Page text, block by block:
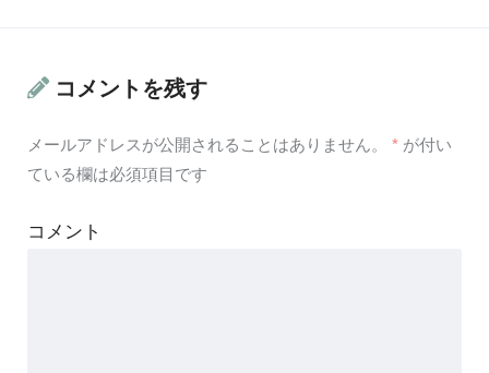
コメントを残す
メールアドレスが公開されることはありません。 * が付い
ている欄は必須項目です
コメント